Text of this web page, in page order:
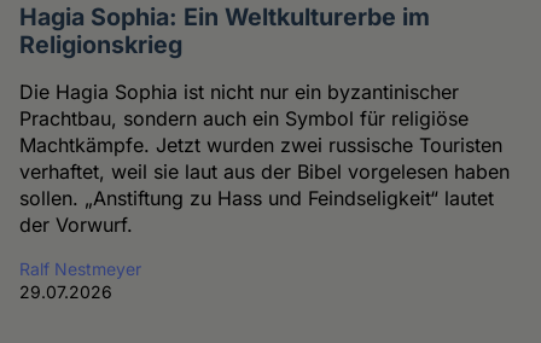
Hagia Sophia: Ein Weltkulturerbe im
Religionskrieg
Die Hagia Sophia ist nicht nur ein byzantinischer
Prachtbau, sondern auch ein Symbol für religiöse
Machtkämpfe. Jetzt wurden zwei russische Touristen
verhaftet, weil sie laut aus der Bibel vorgelesen haben
sollen. „Anstiftung zu Hass und Feindseligkeit“ lautet
der Vorwurf.
Ralf Nestmeyer
29.07.2026